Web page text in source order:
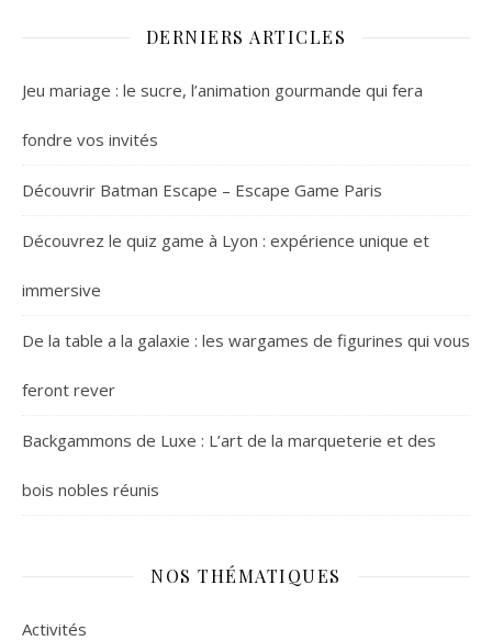
DERNIERS ARTICLES
Jeu mariage : le sucre, l’animation gourmande qui fera
fondre vos invités
Découvrir Batman Escape – Escape Game Paris
Découvrez le quiz game à Lyon : expérience unique et
immersive
De la table a la galaxie : les wargames de figurines qui vous
feront rever
Backgammons de Luxe : L’art de la marqueterie et des
bois nobles réunis
NOS THÉMATIQUES
Activités